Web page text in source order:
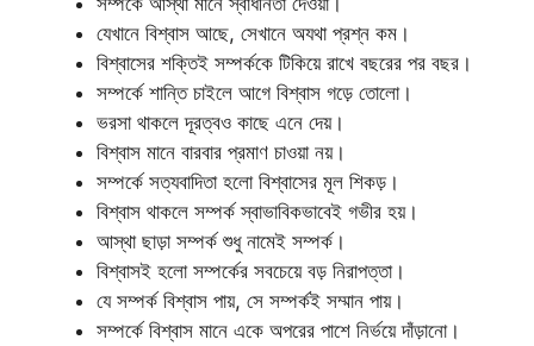
যেখানে বিশ্বাস আছে, সেখানে অযথা প্রশ্ন কম।
বিশ্বাসের শক্তিই সম্পর্ককে টিকিয়ে রাখে বছরের পর বছর।
সম্পর্কে শান্তি চাইলে আগে বিশ্বাস গড়ে তোলো।
ভরসা থাকলে দূরত্বও কাছে এনে দেয়।
বিশ্বাস মানে বারবার প্রমাণ চাওয়া নয়।
সম্পর্কে সত্যবাদিতা হলো বিশ্বাসের মূল শিকড়।
বিশ্বাস থাকলে সম্পর্ক স্বাভাবিকভাবেই গভীর হয়।
আস্থা ছাড়া সম্পর্ক শুধু নামেই সম্পর্ক।
বিশ্বাসই হলো সম্পর্কের সবচেয়ে বড় নিরাপত্তা।
যে সম্পর্ক বিশ্বাস পায়, সে সম্পর্কই সম্মান পায়।
সম্পর্কে বিশ্বাস মানে একে অপরের পাশে নির্ভয়ে দাঁড়ানো।